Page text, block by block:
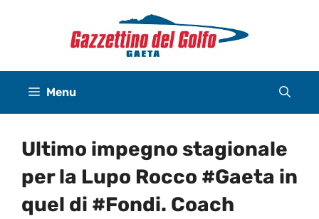
Menu
Ultimo impegno stagionale
per la Lupo Rocco #Gaeta in
quel di #Fondi. Coach